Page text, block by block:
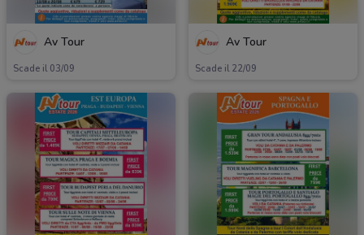
Av Tour
Scade il 03/09
Av Tour
Scade il 22/09